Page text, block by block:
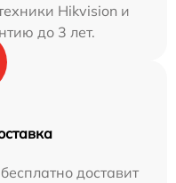
Hikvision и
до 3 лет.
доставит